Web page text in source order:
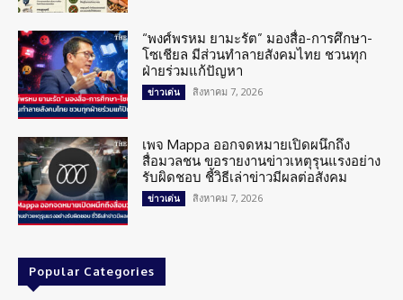
“พงศ์พรหม ยามะรัต” มองสื่อ-การศึกษา-
โซเชียล มีส่วนทำลายสังคมไทย ชวนทุก
ฝ่ายร่วมแก้ปัญหา
ข่าวเด่น สิงหาคม 7, 2026
เพจ Mappa ออกจดหมายเปิดผนึกถึง
สื่อมวลชน ขอรายงานข่าวเหตุรุนแรงอย่าง
รับผิดชอบ ชี้วิธีเล่าข่าวมีผลต่อสังคม
ข่าวเด่น สิงหาคม 7, 2026
Popular Categories